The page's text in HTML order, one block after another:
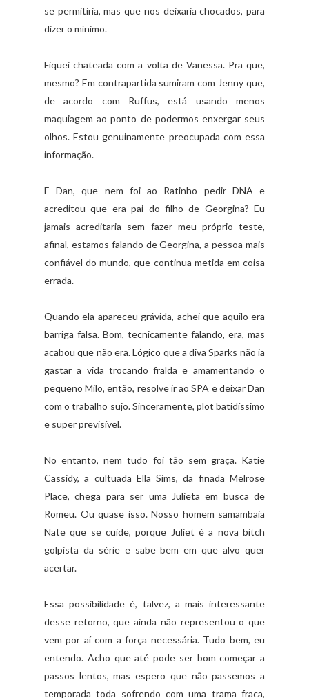
se permitiria, mas que nos deixaria chocados, para
dizer o mínimo.
Fiquei chateada com a volta de Vanessa. Pra que,
mesmo? Em contrapartida sumiram com Jenny que,
de acordo com Ruffus, está usando menos
maquiagem ao ponto de podermos enxergar seus
olhos. Estou genuinamente preocupada com essa
informação.
E Dan, que nem foi ao Ratinho pedir DNA e
acreditou que era pai do filho de Georgina? Eu
jamais acreditaria sem fazer meu próprio teste,
afinal, estamos falando de Georgina, a pessoa mais
confiável do mundo, que continua metida em coisa
errada.
Quando ela apareceu grávida, achei que aquilo era
barriga falsa. Bom, tecnicamente falando, era, mas
acabou que não era. Lógico que a diva Sparks não ia
gastar a vida trocando fralda e amamentando o
pequeno Milo, então, resolve ir ao SPA e deixar Dan
com o trabalho sujo. Sinceramente, plot batidíssimo
e super previsível.
No entanto, nem tudo foi tão sem graça. Katie
Cassidy, a cultuada Ella Sims, da finada Melrose
Place, chega para ser uma Julieta em busca de
Romeu. Ou quase isso. Nosso homem samambaia
Nate que se cuide, porque Juliet é a nova bitch
golpista da série e sabe bem em que alvo quer
acertar.
Essa possibilidade é, talvez, a mais interessante
desse retorno, que ainda não representou o que
vem por aí com a força necessária. Tudo bem, eu
entendo. Acho que até pode ser bom começar a
passos lentos, mas espero que não passemos a
temporada toda sofrendo com uma trama fraca,